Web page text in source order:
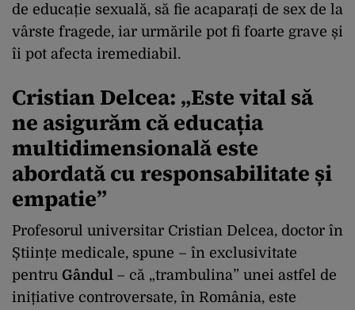
de educație sexuală, să fie acaparați de sex de la
vârste fragede, iar urmările pot fi foarte grave și
îi pot afecta iremediabil.
Cristian Delcea: „Este vital să
ne asigurăm că educația
multidimensională este
abordată cu responsabilitate și
empatie”
Profesorul universitar Cristian Delcea, doctor în
Științe medicale, spune – în exclusivitate
pentru Gândul – că „trambulina” unei astfel de
inițiative controversate, în România, este